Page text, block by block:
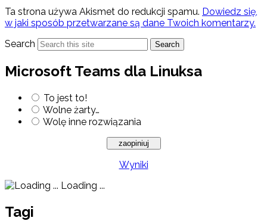
Ta strona używa Akismet do redukcji spamu. Dowiedz się,
w jaki sposób przetwarzane są dane Twoich komentarzy.
Search
Search
Microsoft Teams dla Linuksa
To jest to!
Wolne żarty…
Wolę inne rozwiązania
Wyniki
Loading ...
Tagi